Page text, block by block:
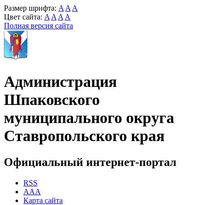
Размер шрифта: A A A
Цвет сайта: A A A A
Полная версия сайта
Администрация
Шпаковского
муниципального округа
Ставропольского края
Официальный интернет-портал
RSS
AAA
Карта сайта